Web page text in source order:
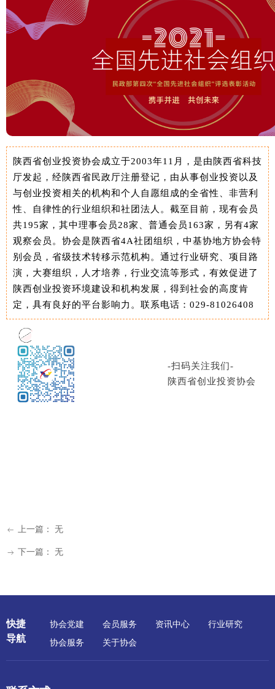
陕西省创业投资协会成立于2003年11月，是由陕西省科技
厅发起，经陕西省民政厅注册登记，由从事创业投资以及
与创业投资相关的机构和个人自愿组成的全省性、非营利
性、自律性的行业组织和社团法人。截至目前，现有会员
共195家，其中理事会员28家、普通会员163家，另有4家
观察会员。协会是陕西省4A社团组织，中基协地方协会特
别会员，省级技术转移示范机构。通过行业研究、项目路
演，大赛组织，人才培养，行业交流等形式，有效促进了
陕西创业投资环境建设和机构发展，得到社会的高度肯
定，具有良好的平台影响力。 联系电话：029-81026408
-扫码关注我们-
陕西省创业投资协会
ꂃ 上一篇： 无
ꁹ 下一篇： 无
快捷
导航
协会党建 会员服务 资讯中心
行业研究
协会服务
关于协会